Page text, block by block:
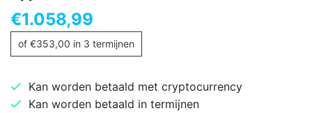
€1.058,99
of €353,00 in 3 termijnen
Kan worden betaald met cryptocurrency
Kan worden betaald in termijnen